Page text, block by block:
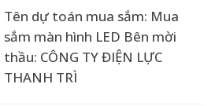
Tên dự toán mua sắm: Mua
sắm màn hình LED Bên mời
thầu: CÔNG TY ĐIỆN LỰC
THANH TRÌ